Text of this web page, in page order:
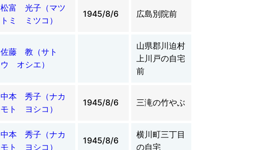
松富 光子（マツ
トミ ミツコ）
1945/8/6 広島別院前
佐藤 教（サト
ウ オシエ）
山県郡川迫村
上川戸の自宅
前
中本 秀子（ナカ
モト ヨシコ）
1945/8/6 三滝の竹やぶ
中本 秀子（ナカ
モト ヨシコ）
1945/8/6
横川町三丁目
の自宅